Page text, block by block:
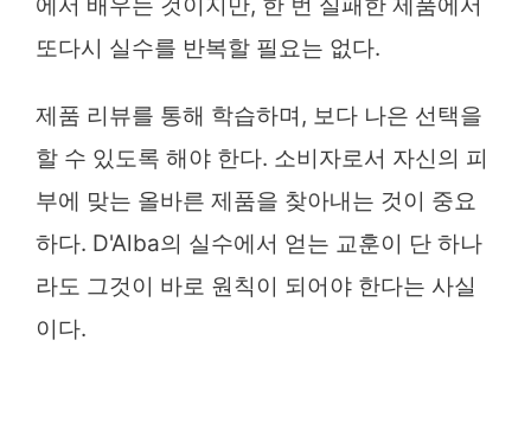
또다시 실수를 반복할 필요는 없다.
제품 리뷰를 통해 학습하며, 보다 나은 선택을
할 수 있도록 해야 한다. 소비자로서 자신의 피
부에 맞는 올바른 제품을 찾아내는 것이 중요
하다. D'Alba의 실수에서 얻는 교훈이 단 하나
라도 그것이 바로 원칙이 되어야 한다는 사실
이다.